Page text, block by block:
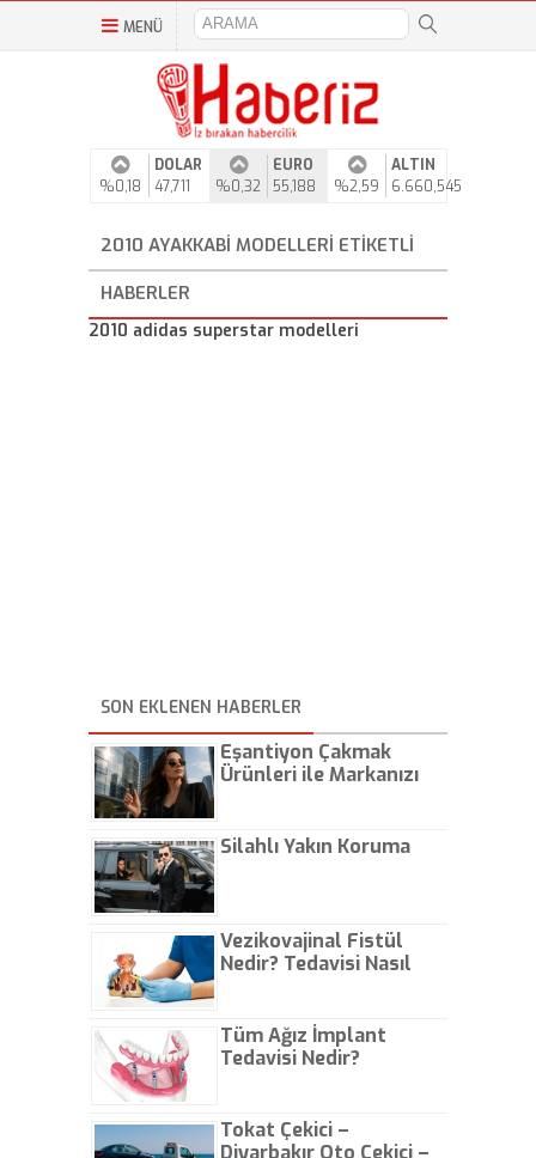
MENÜ
%0,18
DOLAR
47,711
%0,32
EURO
55,188
%2,59
ALTIN
6.660,545
2010 AYAKKABI MODELLERI ETIKETLI
HABERLER
2010 adidas superstar modelleri
SON EKLENEN HABERLER
Eşantiyon Çakmak
Ürünleri ile Markanızı
Silahlı Yakın Koruma
Vezikovajinal Fistül
Nedir? Tedavisi Nasıl
Tüm Ağız İmplant
Tedavisi Nedir?
Tokat Çekici –
Diyarbakır Oto Çekici –